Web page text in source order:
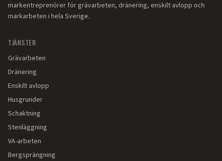
markentreprenörer för grävarbeten, dränering, enskilt avlopp och
markarbeten i hela Sverige.
TJÄNSTER
Grävarbeten
Dränering
Enskilt avlopp
Husgrunder
Schaktning
Stenläggning
VA-arbeten
Bergsprängning